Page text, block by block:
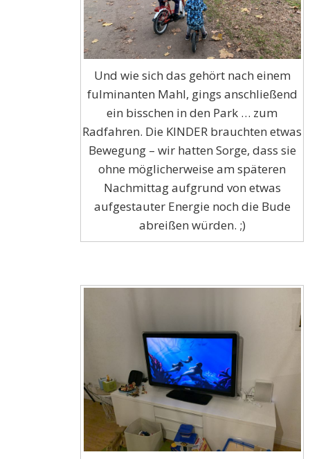
Und wie sich das gehört nach einem
fulminanten Mahl, gings anschließend
ein bisschen in den Park … zum
Radfahren. Die KINDER brauchten etwas
Bewegung – wir hatten Sorge, dass sie
ohne möglicherweise am späteren
Nachmittag aufgrund von etwas
aufgestauter Energie noch die Bude
abreißen würden. ;)